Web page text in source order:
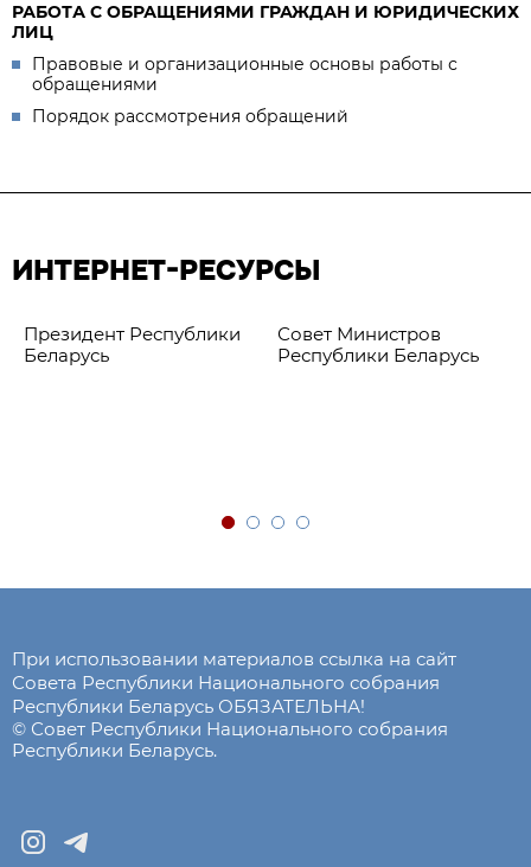
РАБОТА С ОБРАЩЕНИЯМИ ГРАЖДАН И ЮРИДИЧЕСКИХ
ЛИЦ
Правовые и организационные основы работы с
обращениями
Порядок рассмотрения обращений
ИНТЕРНЕТ-РЕСУРСЫ
Президент Республики
Беларусь
Совет Министров
Республики Беларусь
При использовании материалов ссылка на сайт
Совета Республики Национального собрания
Республики Беларусь ОБЯЗАТЕЛЬНА!
© Совет Республики Национального собрания
Республики Беларусь.